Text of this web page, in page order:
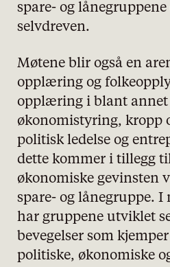
spare- og
selvdreven.
Møtene blir også en
opplæring og
opplæring i blant annet
økonomistyring, kropp
politisk ledelse og
dette kommer i tillegg
økonomiske gevinsten
spare- og lånegruppe. I
har gruppene utviklet
bevegelser som
politiske, økonomiske